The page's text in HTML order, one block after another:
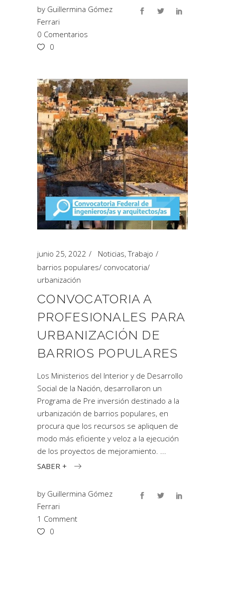
by Guillermina Gómez
Ferrari
0 Comentarios
0
junio 25, 2022 Noticias,Trabajo
barrios populares/ convocatoria/
urbanización
CONVOCATORIA A
PROFESIONALES PARA
URBANIZACIÓN DE
BARRIOS POPULARES
Los Ministerios del Interior y de Desarrollo
Social de la Nación, desarrollaron un
Programa de Pre inversión destinado a la
urbanización de barrios populares, en
procura que los recursos se apliquen de
modo más eficiente y veloz a la ejecución
de los proyectos de mejoramiento.
SABER +
by Guillermina Gómez
Ferrari
1 Comment
0